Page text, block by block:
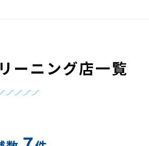
ーニング店一覧